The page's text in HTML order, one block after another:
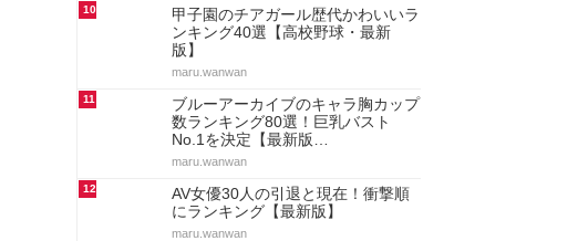
10
甲子園のチアガール歴代かわいいラ
ンキング40選【高校野球・最新
版】
maru.wanwan
11
ブルーアーカイブのキャラ胸カップ
数ランキング80選！巨乳バスト
No.1を決定【最新版…
maru.wanwan
12
AV女優30人の引退と現在！衝撃順
にランキング【最新版】
maru.wanwan